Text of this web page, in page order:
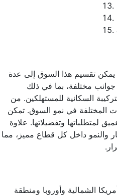
تقسيم هذا السوق إلى عدة
مختلفة، بما في ذلك
السكانية للمستهلكين. من
المختلفة في نمو السوق. تمكن
لمتطلباتها وتفضيلاتها. علاوة
والنمو داخل كل قطاع مميز، مما
الشمالية وأوروبا ومنطقة